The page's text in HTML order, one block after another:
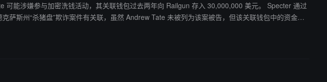
参与加密洗钱活动，其关联钱包过去两年向 Railgun 存入 30,000,000 美元。 Specter 通过
斯州“杀猪盘”欺诈案件有关联，虽然 Andrew Tate 未被列为该案被告，但该关联钱包中的资金流